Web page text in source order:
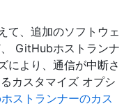
て、追加のソフトウェ
GitHubホストランナ
により、通信が中断さ
カスタマイズ オプシ
ストランナーのカス